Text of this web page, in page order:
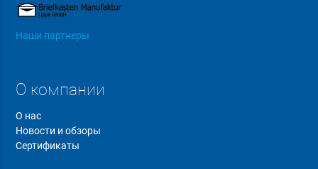
Наши партнеры
О компании
О нас
Новости и обзоры
Сертификаты